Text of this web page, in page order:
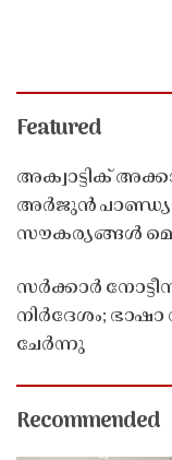
Featured
അക്വാട്ടിക്
അർജുൻ
സൗകര്യങ്ങൾ
സർക്കാർ
നിർദേശം; ഭാഷാ
ചേർന്നു
Recommended